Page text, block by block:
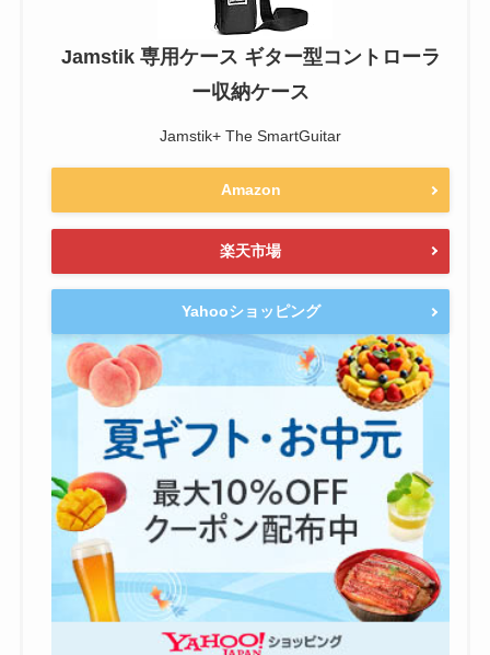
Jamstik 専用ケース ギター型コントローラ
ー収納ケース
Jamstik+ The SmartGuitar
Amazon
楽天市場
Yahooショッピング